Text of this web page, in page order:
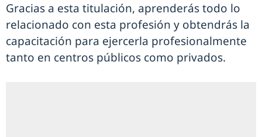
Gracias a esta titulación, aprenderás todo lo
relacionado con esta profesión y obtendrás la
capacitación para ejercerla profesionalmente
tanto en centros públicos como privados.